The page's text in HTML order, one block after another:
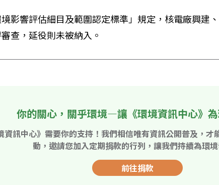
境影響評估細目及範圍認定標準」規定，核電廠興建
查，延役則未被納入。
你的關心，關乎環境—讓《環境資訊中心》
資訊中心》需要你的支持！我們相信唯有資訊公開普及，才
動，邀請您加入定期捐款的行列，讓我們持續為環境
前往捐款